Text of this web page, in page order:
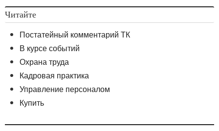
Читайте
Постатейный комментарий ТК
В курсе событий
Охрана труда
Кадровая практика
Управление персоналом
Купить